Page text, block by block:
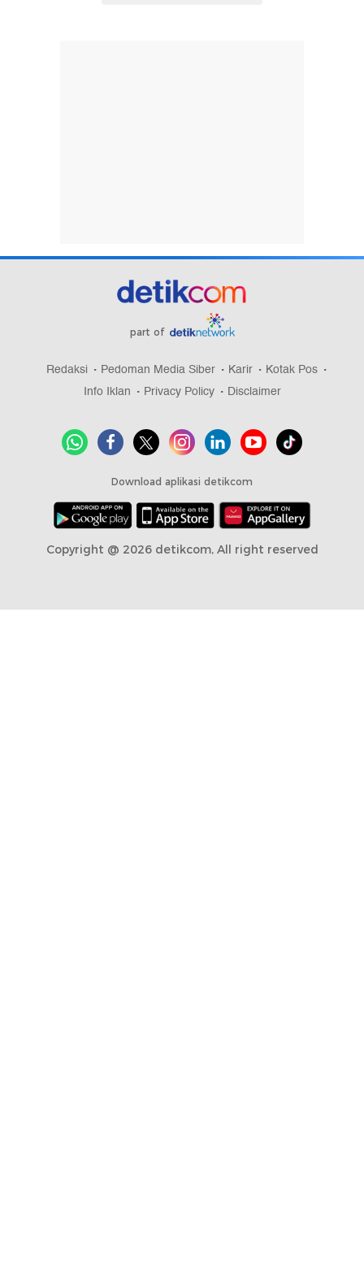
part of
Redaksi Pedoman Media Siber Karir
Kotak Pos
Info Iklan
Privacy Policy Disclaimer
Download aplikasi detikcom
Copyright @ 2026 detikcom, All right reserved